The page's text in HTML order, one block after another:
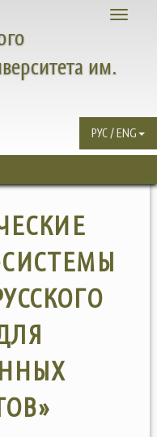
Toggle
им.
РУС / ENG